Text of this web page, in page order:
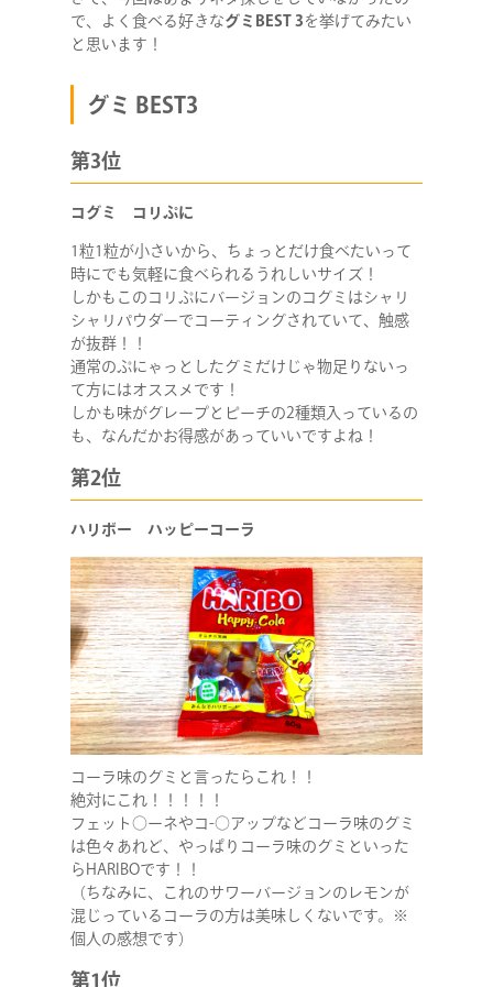
で、よく食べる好きなグミBEST 3 を挙げてみたい
と思います！
グミ BEST3
第3位
コグミ コリぷに
1粒1粒が小さいから、ちょっとだけ食べたいって
時にでも気軽に食べられるうれしいサイズ！
しかもこのコリぷにバージョンのコグミはシャリ
シャリパウダーでコーティングされていて、触感
が抜群！！
通常のぷにゃっとしたグミだけじゃ物足りないっ
て方にはオススメです！
しかも味がグレープとピーチの2種類入っているの
も、なんだかお得感があっていいですよね！
第2位
ハリボー ハッピーコーラ
コーラ味のグミと言ったらこれ！！
絶対にこれ！！！！！
フェット○ーネやコ-○アップなどコーラ味のグミ
は色々あれど、やっぱりコーラ味のグミといった
らHARIBOです！！
（ちなみに、これのサワーバージョンのレモンが
混じっているコーラの方は美味しくないです。※
個人の感想です）
第1位